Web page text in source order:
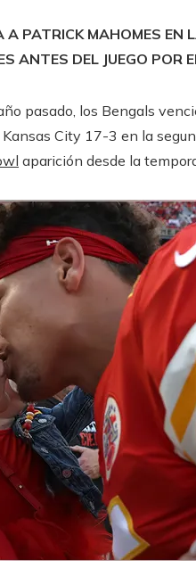
PATRICK MAHOMES EN
ANTES DEL JUEGO POR
pasado, los Bengals
City 17-3 en la
aparición desde la